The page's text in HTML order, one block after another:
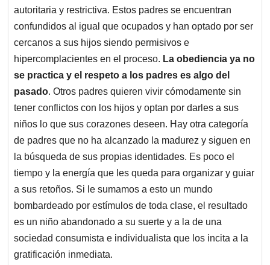
autoritaria y restrictiva. Estos padres se encuentran
confundidos al igual que ocupados y han optado por ser
cercanos a sus hijos siendo permisivos e
hipercomplacientes en el proceso. La obediencia ya no
se practica y el respeto a los padres es algo del
pasado. Otros padres quieren vivir cómodamente sin
tener conflictos con los hijos y optan por darles a sus
niños lo que sus corazones deseen. Hay otra categoría
de padres que no ha alcanzado la madurez y siguen en
la búsqueda de sus propias identidades. Es poco el
tiempo y la energía que les queda para organizar y guiar
a sus retoños. Si le sumamos a esto un mundo
bombardeado por estímulos de toda clase, el resultado
es un niño abandonado a su suerte y a la de una
sociedad consumista e individualista que los incita a la
gratificación inmediata.